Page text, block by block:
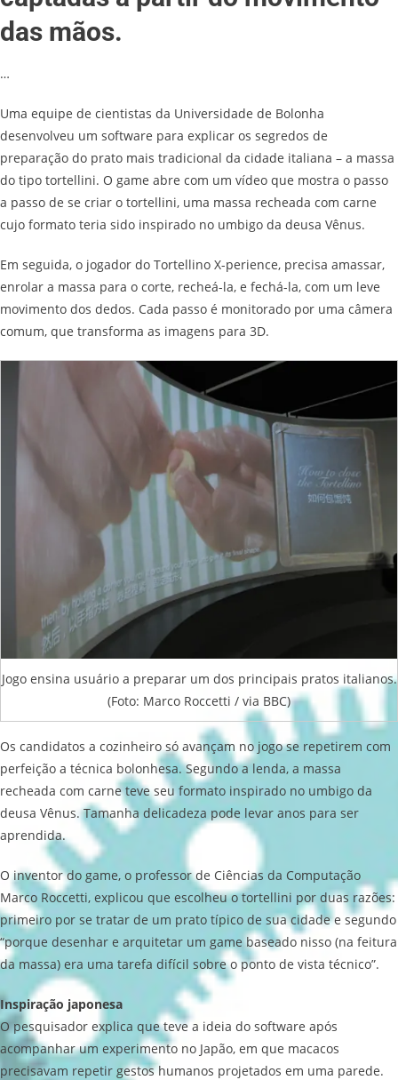
das mãos.
…
Uma equipe de cientistas da Universidade de Bolonha
desenvolveu um software para explicar os segredos de
preparação do prato mais tradicional da cidade italiana – a massa
do tipo tortellini. O game abre com um vídeo que mostra o passo
a passo de se criar o tortellini, uma massa recheada com carne
cujo formato teria sido inspirado no umbigo da deusa Vênus.
Em seguida, o jogador do Tortellino X-perience, precisa amassar,
enrolar a massa para o corte, recheá-la, e fechá-la, com um leve
movimento dos dedos. Cada passo é monitorado por uma câmera
comum, que transforma as imagens para 3D.
Jogo ensina usuário a preparar um dos principais pratos italianos.
(Foto: Marco Roccetti / via BBC)
Os candidatos a cozinheiro só avançam no jogo se repetirem com
perfeição a técnica bolonhesa. Segundo a lenda, a massa
recheada com carne teve seu formato inspirado no umbigo da
deusa Vênus. Tamanha delicadeza pode levar anos para ser
aprendida.
O inventor do game, o professor de Ciências da Computação
Marco Roccetti, explicou que escolheu o tortellini por duas razões:
primeiro por se tratar de um prato típico de sua cidade e segundo
“porque desenhar e arquitetar um game baseado nisso (na feitura
da massa) era uma tarefa difícil sobre o ponto de vista técnico”.
Inspiração japonesa
O pesquisador explica que teve a ideia do software após
acompanhar um experimento no Japão, em que macacos
precisavam repetir gestos humanos projetados em uma parede.